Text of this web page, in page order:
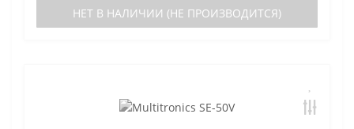
НЕТ В НАЛИЧИИ (НЕ ПРОИЗВОДИТСЯ)